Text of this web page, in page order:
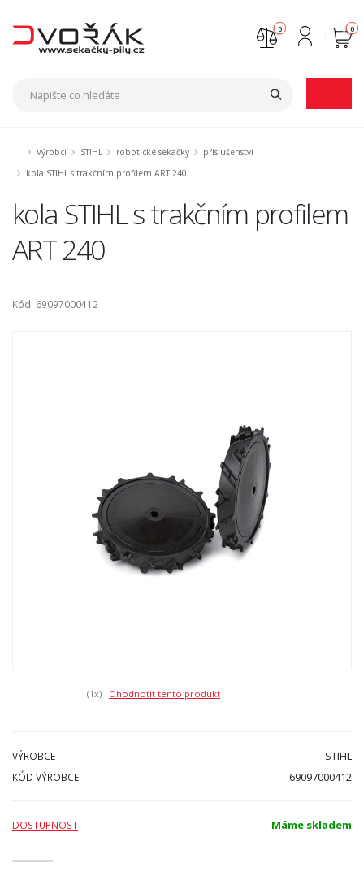
0
0
Výrobci STIHL robotické sekačky
příslušenství
kola STIHL s trakčním profilem ART 240
kola STIHL s trakčním profilem
ART 240
Kód: 69097000412
(1x) Ohodnotit tento produkt
VÝROBCE STIHL
KÓD VÝROBCE 69097000412
DOSTUPNOST Máme skladem